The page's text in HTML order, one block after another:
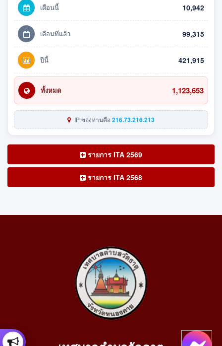
เดือนนี้ 10,942
เดือนที่แล้ว 99,315
ปีนี้ 421,915
ทั้งหมด 1,123,653
IP ของท่านคือ216.73.216.213
รายการ ITA 2569
รายการ ITA 2568